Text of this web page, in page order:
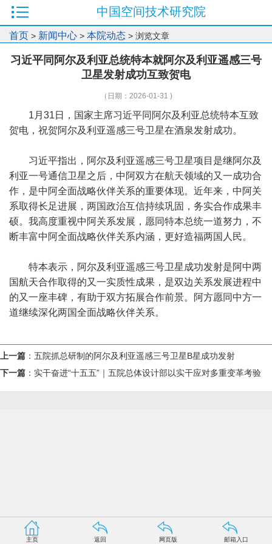
中国空间技术研究院
首页 > 新闻中心 > 本院动态 > 浏览文章
习近平同阿尔及利亚总统特本就阿尔及利亚遥感三号
卫星发射成功互致贺电
（日期：2026-01-31 )
1月31日，国家主席习近平同阿尔及利亚总统特本互致
贺电，祝贺阿尔及利亚遥感三号卫星在酒泉发射成功。
习近平指出，阿尔及利亚遥感三号卫星项目是继阿尔及
利亚一号通信卫星之后，中阿双方在航天领域的又一成功合
作，是中阿全面战略伙伴关系的重要体现。近年来，中阿关
系取得长足进展，两国政治互信持续巩固，务实合作成果丰
硕。我高度重视中阿关系发展，愿同特本总统一道努力，不
断丰富中阿全面战略伙伴关系内涵，更好造福两国人民。
特本表示，阿尔及利亚遥感三号卫星成功发射是阿中两
国航天合作取得的又一实质性成果，是双边关系发展进程中
的又一座丰碑，有助于双方拓展合作前景。阿方愿同中方一
道继续深化两国全面战略伙伴关系。
上一篇 ： 五院抓总研制的阿尔及利亚遥感三号卫星B星成功发射
下一篇 ： 实干奋进“十五五”｜五院总体设计部以实干应对多重变革考验
主页 返回 网页版 邮箱入口